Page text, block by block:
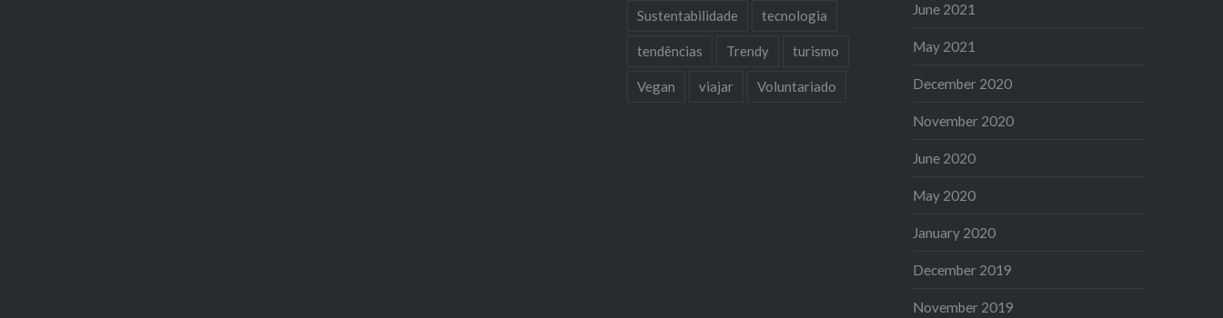
Sustentabilidade tecnologia
tendências Trendy turismo
Vegan viajar Voluntariado
June 2021
May 2021
December 2020
November 2020
June 2020
May 2020
January 2020
December 2019
November 2019